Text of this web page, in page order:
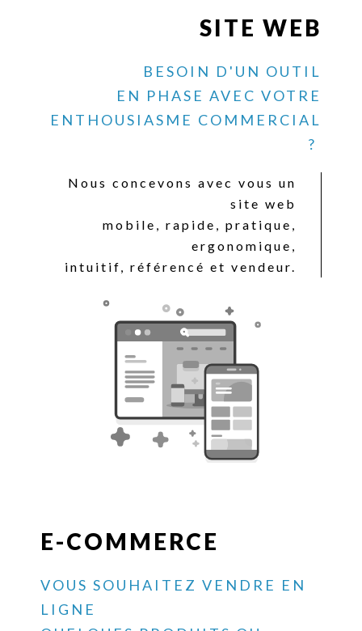
SITE WEB
BESOIN D'UN OUTIL
EN PHASE AVEC VOTRE
ENTHOUSIASME COMMERCIAL
?
Nous concevons avec vous un
site web
mobile, rapide, pratique,
ergonomique,
intuitif, référencé et vendeur.
E-COMMERCE
VOUS SOUHAITEZ VENDRE EN
LIGNE